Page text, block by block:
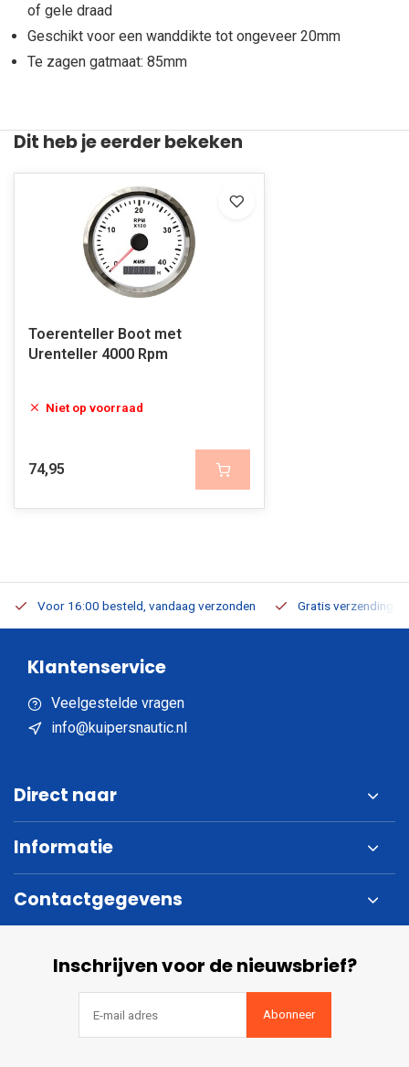
of gele draad
Geschikt voor een wanddikte tot ongeveer 20mm
Te zagen gatmaat: 85mm
Dit heb je eerder bekeken
Toerenteller Boot met
Urenteller 4000 Rpm
Niet op voorraad
74,95
Voor 16:00 besteld, vandaag verzonden Gratis verzending
Klantenservice
Veelgestelde vragen
info@kuipersnautic.nl
Direct naar
Informatie
Contactgegevens
Inschrijven voor de nieuwsbrief?
Abonneer